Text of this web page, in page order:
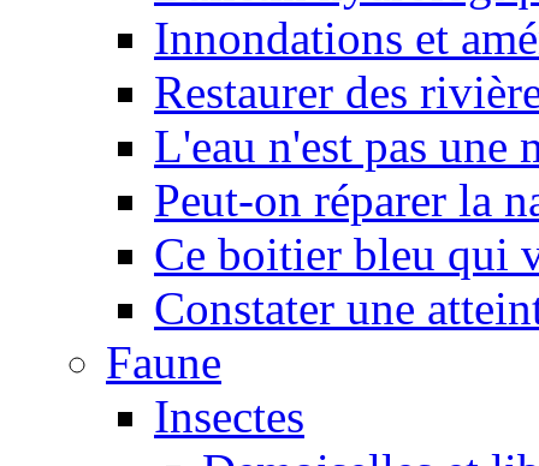
Innondations et
Restaurer des
L'eau n'est pas une
Peut-on réparer la
Ce boitier bleu qui
Constater une
Faune
Insectes